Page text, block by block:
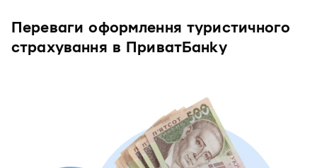
Переваги оформлення туристичного
страхування в ПриватБанку